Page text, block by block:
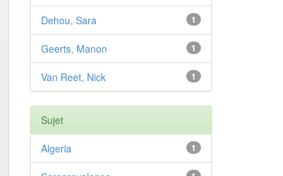
1
Dehou, Sara
1
Geerts, Manon
1
Van Reet, Nick
Sujet
1
Algeria